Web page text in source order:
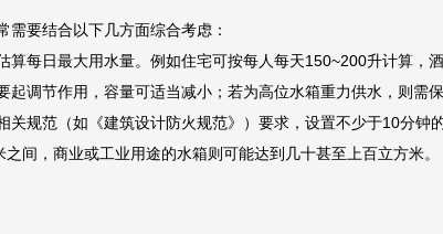
要结合以下几方面综合考虑：
每日最大用水量。例如住宅可按每人每天150~200升计算，
调节作用，容量可适当减小；若为高位水箱重力供水，则需
规范（如《建筑设计防火规范》）要求，设置不少于10分钟
间，商业或工业用途的水箱则可能达到几十甚至上百立方米。